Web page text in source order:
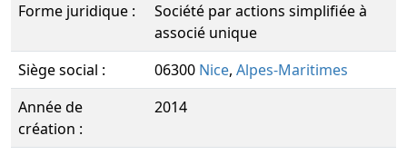
Forme juridique :
Société par actions simplifiée à
associé unique
Siège social :
06300 Nice, Alpes-Maritimes
Année de
création :
2014